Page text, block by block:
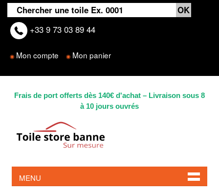
+33 9 73 03 89 44
◉ Mon compte ◉ Mon panier
Frais de port offerts dès 140€ d'achat – Livraison sous 8
à 10 jours ouvrés
MENU